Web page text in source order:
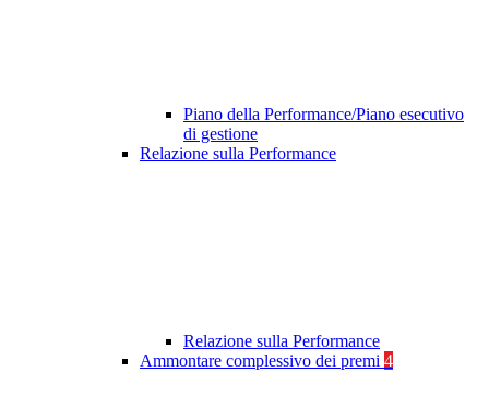
Piano della Performance/Piano esecutivo
di gestione
Relazione sulla Performance
Relazione sulla Performance
Ammontare complessivo dei premi 4